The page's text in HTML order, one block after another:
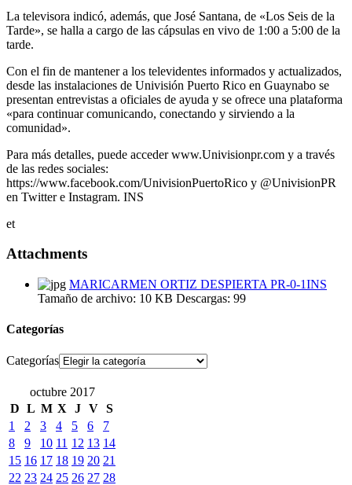
La televisora indicó, además, que José Santana, de «Los Seis de la
Tarde», se halla a cargo de las cápsulas en vivo de 1:00 a 5:00 de la
tarde.
Con el fin de mantener a los televidentes informados y actualizados,
desde las instalaciones de Univisión Puerto Rico en Guaynabo se
presentan entrevistas a oficiales de ayuda y se ofrece una plataforma
«para continuar comunicando, conectando y sirviendo a la
comunidad».
Para más detalles, puede acceder www.Univisionpr.com y a través
de las redes sociales:
https://www.facebook.com/UnivisionPuertoRico y @UnivisionPR
en Twitter e Instagram. INS
et
Attachments
MARICARMEN ORTIZ DESPIERTA PR-0-1INS
Tamaño de archivo: 10 KB Descargas: 99
Categorías
Categorías
octubre 2017
D L M X J V S
1
2 3 4 5 6
7
8
9 10 11 12 13 14
15 16 17 18 19 20 21
22 23 24 25 26 27 28